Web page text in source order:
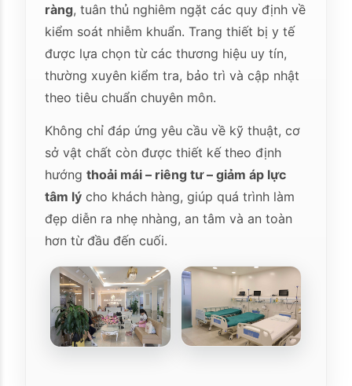
ràng, tuân thủ nghiêm ngặt các quy định về
kiểm soát nhiễm khuẩn. Trang thiết bị y tế
được lựa chọn từ các thương hiệu uy tín,
thường xuyên kiểm tra, bảo trì và cập nhật
theo tiêu chuẩn chuyên môn.
Không chỉ đáp ứng yêu cầu về kỹ thuật, cơ
sở vật chất còn được thiết kế theo định
hướngthoải mái – riêng tư – giảm áp lực
tâm lý cho khách hàng, giúp quá trình làm
đẹp diễn ra nhẹ nhàng, an tâm và an toàn
hơn từ đầu đến cuối.